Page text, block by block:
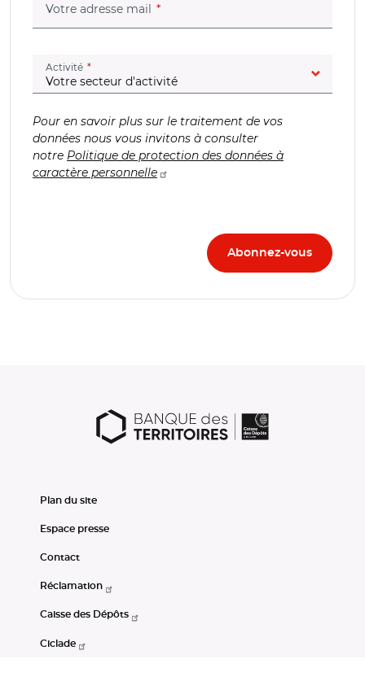
Votre adresse mail (champ obligatoire)
Activité (champ obligatoire)
Pour en savoir plus sur le traitement de vos
données nous vous invitons à consulter
notre Politique de protection des données à
caractère personnelle
Plan du site
Espace presse
Contact
Réclamation
Caisse des Dépôts
Ciclade